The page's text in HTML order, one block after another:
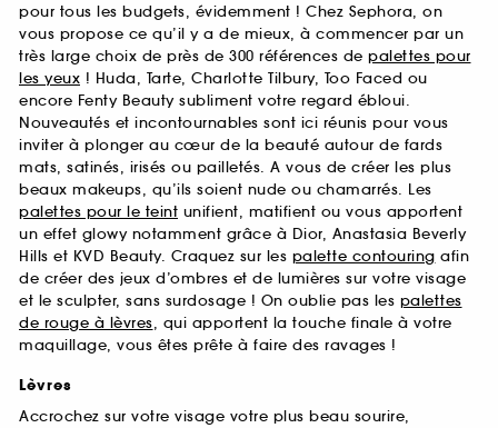
pour tous les budgets, évidemment ! Chez Sephora, on
vous propose ce qu’il y a de mieux, à commencer par un
très large choix de près de 300 références de palettes pour
les yeux ! Huda, Tarte, Charlotte Tilbury, Too Faced ou
encore Fenty Beauty subliment votre regard ébloui.
Nouveautés et incontournables sont ici réunis pour vous
inviter à plonger au cœur de la beauté autour de fards
mats, satinés, irisés ou pailletés. A vous de créer les plus
beaux makeups, qu’ils soient nude ou chamarrés. Les
palettes pour le teint unifient, matifient ou vous apportent
un effet glowy notamment grâce à Dior, Anastasia Beverly
Hills et KVD Beauty. Craquez sur les palette contouring afin
de créer des jeux d’ombres et de lumières sur votre visage
et le sculpter, sans surdosage ! On oublie pas les palettes
de rouge à lèvres, qui apportent la touche finale à votre
maquillage, vous êtes prête à faire des ravages !
Lèvres
Accrochez sur votre visage votre plus beau sourire,